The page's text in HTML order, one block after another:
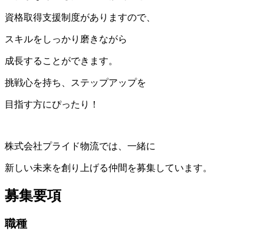
資格取得支援制度がありますので、
スキルをしっかり磨きながら
成長することができます。
挑戦心を持ち、ステップアップを
目指す方にぴったり！
株式会社プライド物流では、一緒に
新しい未来を創り上げる仲間を募集しています。
募集要項
職種